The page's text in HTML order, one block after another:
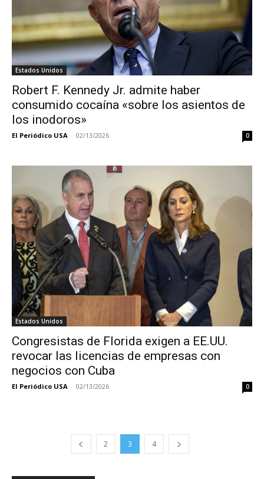
Estados Unidos
Robert F. Kennedy Jr. admite haber
consumido cocaína «sobre los asientos de
los inodoros»
El Periódico USA - 02/13/2026 0
Estados Unidos
Congresistas de Florida exigen a EE.UU.
revocar las licencias de empresas con
negocios con Cuba
El Periódico USA - 02/13/2026 0
2 3 4